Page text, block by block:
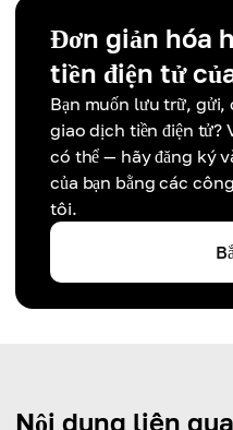
Đơn giản hóa
tiền điện tử
Bạn muốn lưu trữ, gửi,
giao dịch tiền điện tử?
có thể — hãy đăng ký
của bạn bằng các
tôi.
Nội dung liên